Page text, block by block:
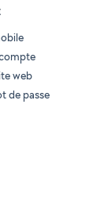
web
de passe